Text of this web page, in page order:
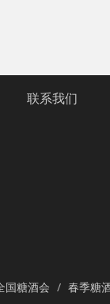
联系我们
国糖酒会 春季糖